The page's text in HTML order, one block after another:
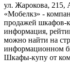
ул. Жарокова, 215,
«Мобелкз» -
продажей шкафов-
информация,
можно найти на
информационном
Шкафы-купу от